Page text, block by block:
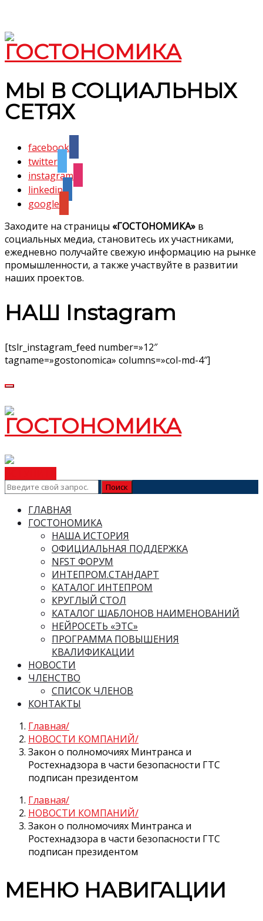
МЫ В СОЦИАЛЬНЫХ
СЕТЯХ
facebook
twitter
instagram
linkedin
google
Заходите на страницы «ГОСТОНОМИКА» в
социальных медиа, становитесь их участниками,
ежедневно получайте свежую информацию на рынке
промышленности, а также участвуйте в развитии
наших проектов.
НАШ Instagram
[tslr_instagram_feed number=»12″
tagname=»gostonomica» columns=»col-md-4″]
ГЛАВНАЯ
ГОСТОНОМИКА
НАША ИСТОРИЯ
ОФИЦИАЛЬНАЯ ПОДДЕРЖКА
NFST ФОРУМ
ИНТЕПРОМ.СТАНДАРТ
КАТАЛОГ ИНТЕПРОМ
КРУГЛЫЙ СТОЛ
КАТАЛОГ ШАБЛОНОВ НАИМЕНОВАНИЙ
НЕЙРОСЕТЬ «ЭТС»
ПРОГРАММА ПОВЫШЕНИЯ
КВАЛИФИКАЦИИ
НОВОСТИ
ЧЛЕНСТВО
СПИСОК ЧЛЕНОВ
КОНТАКТЫ
Главная
НОВОСТИ КОМПАНИЙ
Закон о полномочиях Минтранса и
Ростехнадзора в части безопасности ГТС
подписан президентом
Главная
НОВОСТИ КОМПАНИЙ
Закон о полномочиях Минтранса и
Ростехнадзора в части безопасности ГТС
подписан президентом
МЕНЮ НАВИГАЦИИ